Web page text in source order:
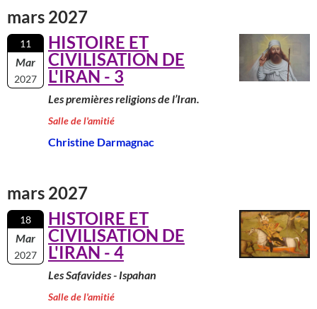
mars 2027
11
Mar
2027
HISTOIRE ET
CIVILISATION DE
L'IRAN - 3
Les premières religions de l’Iran.
Salle de l'amitié
Christine Darmagnac
mars 2027
18
Mar
2027
HISTOIRE ET
CIVILISATION DE
L'IRAN - 4
Les Safavides - Ispahan
Salle de l'amitié